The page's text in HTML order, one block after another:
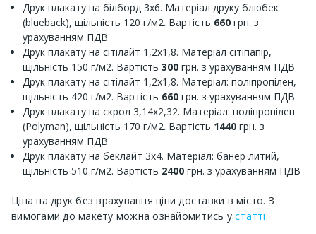
Друк плакату на білборд 3х6. Матеріал друку блюбек
(blueback), щільність 120 г/м2. Вартість 660 грн. з
урахуванням ПДВ
Друк плакату на сітілайт 1,2х1,8. Матеріал сітіпапір,
щільність 150 г/м2. Вартість 300 грн. з урахуванням ПДВ
Друк плакату на сітілайт 1,2х1,8. Матеріал: поліпропілен,
щільність 420 г/м2. Вартість 660 грн. з урахуванням ПДВ
Друк плакату на скрол 3,14х2,32. Матеріал: поліпропілен
(Polyman), щільність 170 г/м2. Вартість 1440 грн. з
урахуванням ПДВ
Друк плакату на беклайт 3х4. Матеріал: банер литий,
щільність 510 г/м2. Вартість 2400 грн. з урахуванням ПДВ
Ціна на друк без врахування ціни доставки в місто. З
вимогами до макету можна ознайомитись у статті.